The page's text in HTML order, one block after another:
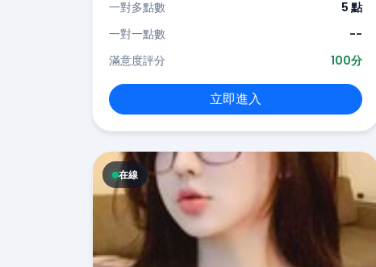
一對多點數
5 點
一對一點數
--
滿意度評分
100分
立即進入
在線